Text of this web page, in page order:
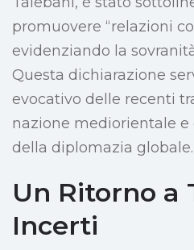
promuovere “relazioni
evidenziando la
Questa dichiarazione
evocativo delle recenti
nazione mediorientale
della diplomazia globale.
Un Ritorno a
Incerti